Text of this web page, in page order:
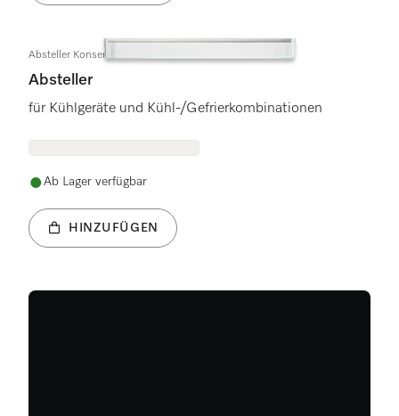
Absteller Konservenfach
Absteller
für Kühlgeräte und Kühl-/Gefrierkombinationen
Ab Lager verfügbar
HINZUFÜGEN